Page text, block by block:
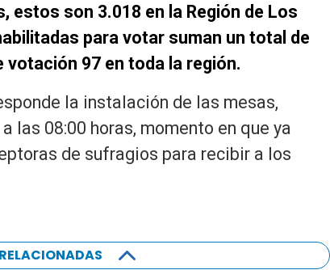
estos son 3.018 en la Región de Los
para votar suman un total de
97 en toda la región.
la instalación de las mesas,
las 08:00 horas, momento en que ya
de sufragios para recibir a los